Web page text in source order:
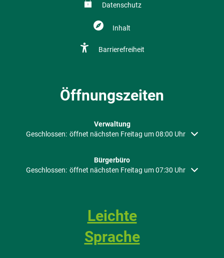
Datenschutz
Inhalt
Barrierefreiheit
Öffnungszeiten
Verwaltung
Klicken, um weitere Öffnungs- oder Schließzeiten auszublenden
Geschlossen: öffnet nächsten Freitag um 08:00 Uhr
Bürgerbüro
Klicken, um weitere Öffnungs- oder Schließzeiten auszublenden
Geschlossen: öffnet nächsten Freitag um 07:30 Uhr
Leichte
Sprache